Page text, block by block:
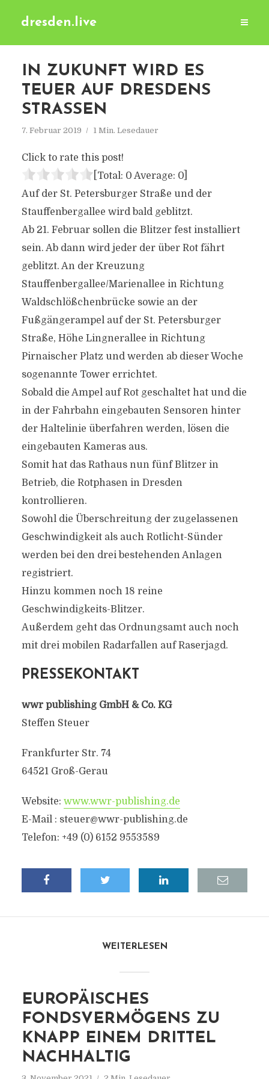
dresden.live
IN ZUKUNFT WIRD ES
TEUER AUF DRESDENS
STRASSEN
7. Februar 2019 1 Min. Lesedauer
Click to rate this post!
[Total: 0 Average: 0]
Auf der St. Petersburger Straße und der
Stauffenbergallee wird bald geblitzt.
Ab 21. Februar sollen die Blitzer fest installiert
sein. Ab dann wird jeder der über Rot fährt
geblitzt. An der Kreuzung
Stauffenbergallee/Marienallee in Richtung
Waldschlößchenbrücke sowie an der
Fußgängerampel auf der St. Petersburger
Straße, Höhe Lingnerallee in Richtung
Pirnaischer Platz und werden ab dieser Woche
sogenannte Tower errichtet.
Sobald die Ampel auf Rot geschaltet hat und die
in der Fahrbahn eingebauten Sensoren hinter
der Haltelinie überfahren werden, lösen die
eingebauten Kameras aus.
Somit hat das Rathaus nun fünf Blitzer in
Betrieb, die Rotphasen in Dresden
kontrollieren.
Sowohl die Überschreitung der zugelassenen
Geschwindigkeit als auch Rotlicht-Sünder
werden bei den drei bestehenden Anlagen
registriert.
Hinzu kommen noch 18 reine
Geschwindigkeits-Blitzer.
Außerdem geht das Ordnungsamt auch noch
mit drei mobilen Radarfallen auf Raserjagd.
PRESSEKONTAKT
wwr publishing GmbH & Co. KG
Steffen Steuer
Frankfurter Str. 74
64521 Groß-Gerau
Website: www.wwr-publishing.de
E-Mail : steuer@wwr-publishing.de
Telefon: +49 (0) 6152 9553589
WEITERLESEN
EUROPÄISCHES
FONDSVERMÖGENS ZU
KNAPP EINEM DRITTEL
NACHHALTIG